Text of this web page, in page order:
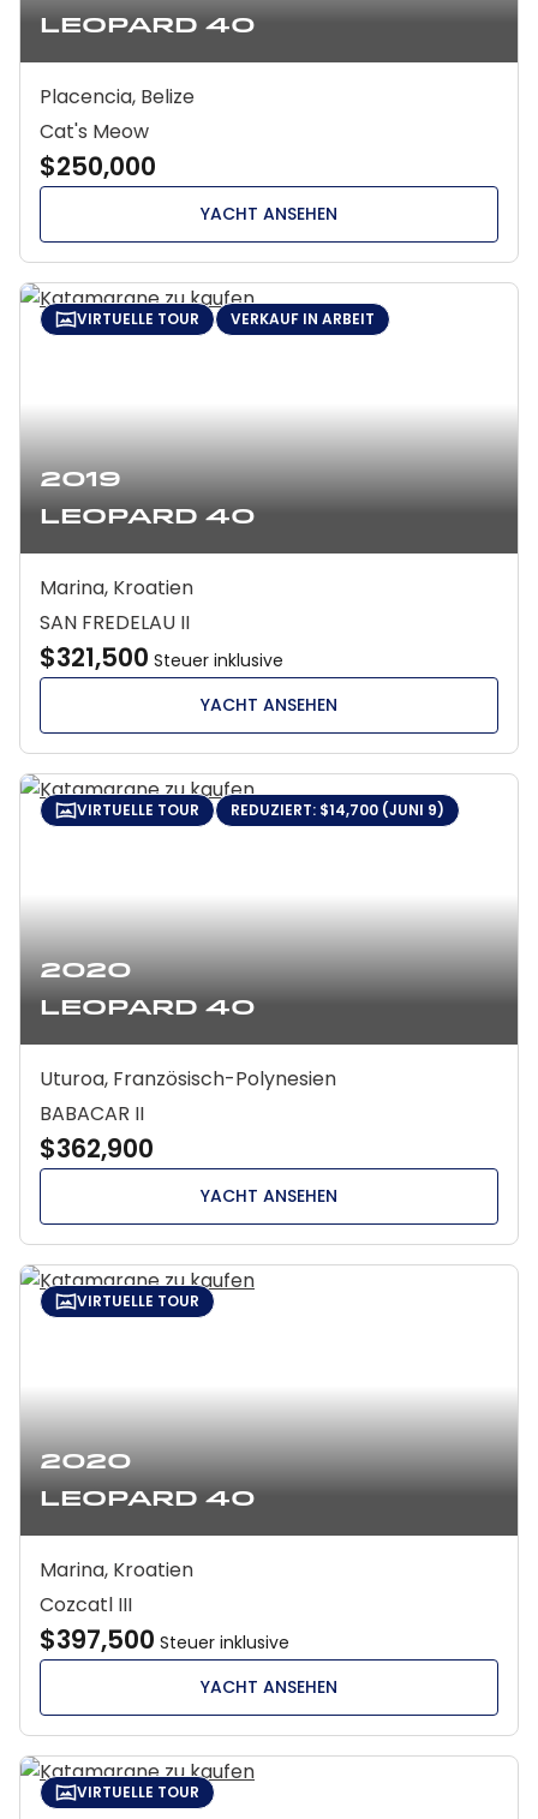
Leopard 40
Placencia, Belize
Cat's Meow
$250,000
YACHT ANSEHEN
2019
Leopard 40
VIRTUELLE TOUR VERKAUF IN ARBEIT
Marina, Kroatien
SAN FREDELAU II
$321,500 Steuer inklusive
YACHT ANSEHEN
2020
Leopard 40
VIRTUELLE TOUR REDUZIERT: $14,700 (JUNI 9)
Uturoa, Französisch-Polynesien
BABACAR II
$362,900
YACHT ANSEHEN
2020
Leopard 40
VIRTUELLE TOUR
Marina, Kroatien
Cozcatl III
$397,500 Steuer inklusive
YACHT ANSEHEN
VIRTUELLE TOUR